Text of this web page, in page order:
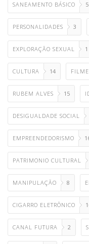
SANEAMENTO BÁSICO 5
PERSONALIDADES 3
EXPLORAÇÃO SEXUAL 1
CULTURA 14 FILME
RUBEM ALVES 15
DESIGUALDADE SOCIAL
EMPREENDEDORISMO
PATRIMONIO CULTURAL
MANIPULAÇÃO 8
CIGARRO ELETRÔNICO
CANAL FUTURA 2